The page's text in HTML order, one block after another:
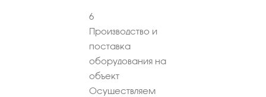
6
Производство и
поставка
оборудования на
объект
Осуществляем